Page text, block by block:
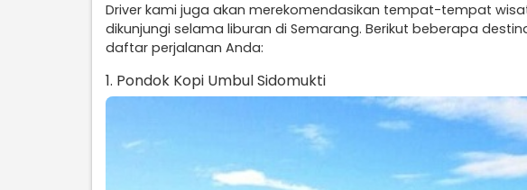
Driver kami juga akan merekomendasikan tempat-tempat
dikunjungi selama liburan di Semarang. Berikut beberapa
daftar perjalanan Anda:
1. Pondok Kopi Umbul Sidomukti